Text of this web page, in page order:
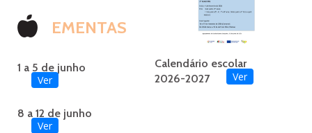
EMENTAS
1 a 5 de junho
Ver
8 a 12 de junho
Ver
Calendário escolar
2026-2027
Ver